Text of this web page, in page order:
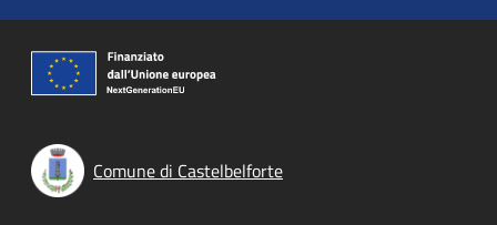
Comune di Castelbelforte